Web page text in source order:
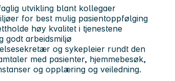
utvikling blant kollegaer
for best mulig pasientoppfølging
høy kvalitet i tjenestene
godt arbeidsmiljø
og sykepleier rundt den
med pasienter, hjemmebesøk,
og opplæring og veiledning.